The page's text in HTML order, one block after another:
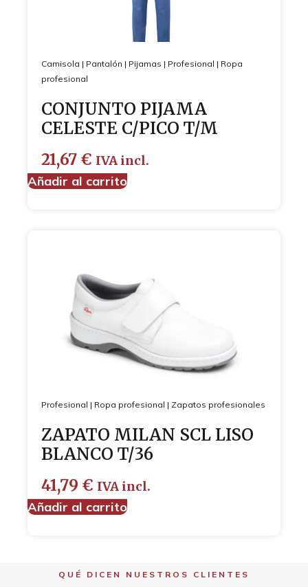
Camisola | Pantalón | Pijamas | Profesional | Ropa
profesional
CONJUNTO PIJAMA
CELESTE C/PICO T/M
21,67 € IVA incl.
Añadir al carrito
Profesional | Ropa profesional | Zapatos profesionales
ZAPATO MILAN SCL LISO
BLANCO T/36
41,79 € IVA incl.
Añadir al carrito
QUÉ DICEN NUESTROS CLIENTES